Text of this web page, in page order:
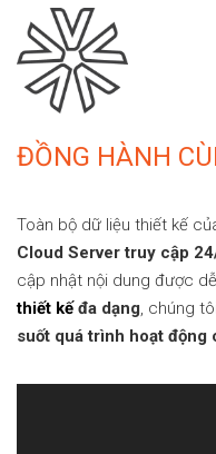
ĐỒNG HÀNH
Toàn bộ dữ liệu thiết kế
Cloud Server truy cập
cập nhật nội dung được
thiết kếđa dạng, chúng
suốt quá trình hoạt động